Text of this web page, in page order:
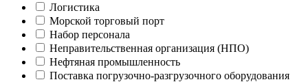
Логистика
Морской торговый порт
Набор персонала
Неправительственная организация (НПО)
Нефтяная промышленность
Поставка погрузочно-разгрузочного оборудования